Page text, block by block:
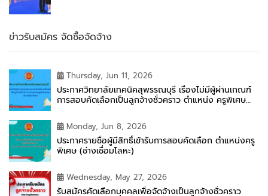
ข่าวรับสมัคร จัดซื้อจัดจ้าง
Thursday, Jun 11, 2026
ประกาศวิทยาลัยเทคนิคสุพรรณบุรี เรื่องไม่มีผู้ผ่านเกณฑ์
การสอบคัดเลือกเป็นลูกจ้างชั่วคราว ตำแหน่ง ครูพิเศษ
Monday, Jun 8, 2026
ประกาศรายชื่อผู้มีสิทธิ์เข้ารับการสอบคัดเลือก ตำแหน่งครู
พิเศษ (ช่างเชื่อมโลหะ)
Wednesday, May 27, 2026
รับสมัครคัดเลือกบุคคลเพื่อจัดจ้างเป็นลูกจ้างชั่วคราว